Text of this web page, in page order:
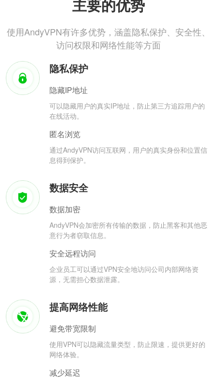
主要的优势
使用AndyVPN有许多优势，涵盖隐私保护、安全性、
访问权限和网络性能等方面
隐私保护
隐藏IP地址
可以隐藏用户的真实IP地址，防止第三方追踪用户的
在线活动。
匿名浏览
通过AndyVPN访问互联网，用户的真实身份和位置信
息得到保护。
数据安全
数据加密
AndyVPN会加密所有传输的数据，防止黑客和其他恶
意行为者窃取信息。
安全远程访问
企业员工可以通过VPN安全地访问公司内部网络资
源，无需担心数据泄露。
提高网络性能
避免带宽限制
使用VPN可以隐藏流量类型，防止限速，提供更好的
网络体验。
减少延迟